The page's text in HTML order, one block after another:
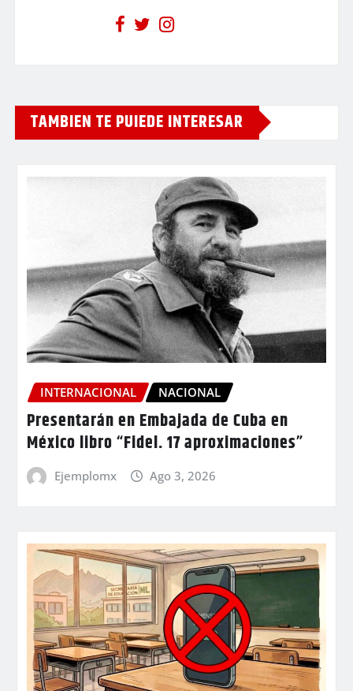
TAMBIEN TE PUIEDE INTERESAR
INTERNACIONAL NACIONAL
Presentarán en Embajada de Cuba en
México libro “Fidel. 17 aproximaciones”
Ejemplomx Ago 3, 2026